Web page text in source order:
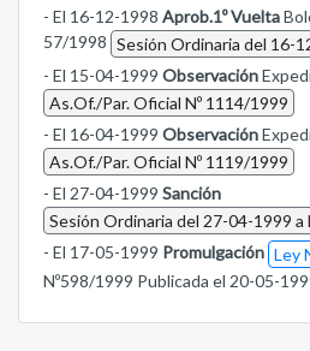
- El 16-12-1998 Aprob.1º Vuelta
57/1998 Sesión Ordinaria del 16-
- El 15-04-1999 Observación
As.Of./Par. Oficial Nº 1114/1999
- El 16-04-1999 Observación
As.Of./Par. Oficial Nº 1119/1999
- El 27-04-1999 Sanción
Sesión Ordinaria del 27-04-1999 a
- El 17-05-1999 Promulgación Ley
Nº598/1999 Publicada el 20-05-